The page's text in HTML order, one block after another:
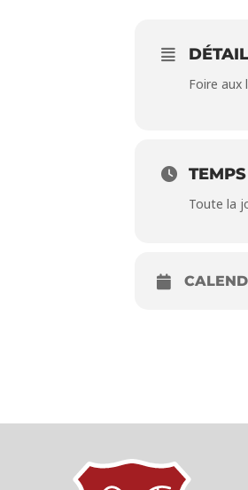
Foire aux
TEMPS
Toute la